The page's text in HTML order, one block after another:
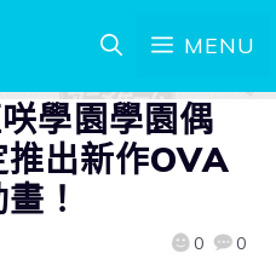
MENU
學園學園偶
出新作OVA
！
0 0